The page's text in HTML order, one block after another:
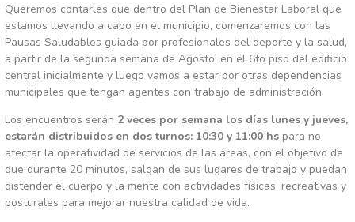
Queremos contarles que dentro del Plan de Bienestar Laboral que
estamos llevando a cabo en el municipio, comenzaremos con las
Pausas Saludables guiada por profesionales del deporte y la salud,
a partir de la segunda semana de Agosto, en el 6to piso del edificio
central inicialmente y luego vamos a estar por otras dependencias
municipales que tengan agentes con trabajo de administración.
Los encuentros serán 2 veces por semana los días lunes y jueves,
estarán distribuidos en dos turnos: 10:30 y 11:00 hs para no
afectar la operatividad de servicios de las áreas, con el objetivo de
que durante 20 minutos, salgan de sus lugares de trabajo y puedan
distender el cuerpo y la mente con actividades físicas, recreativas y
posturales para mejorar nuestra calidad de vida.